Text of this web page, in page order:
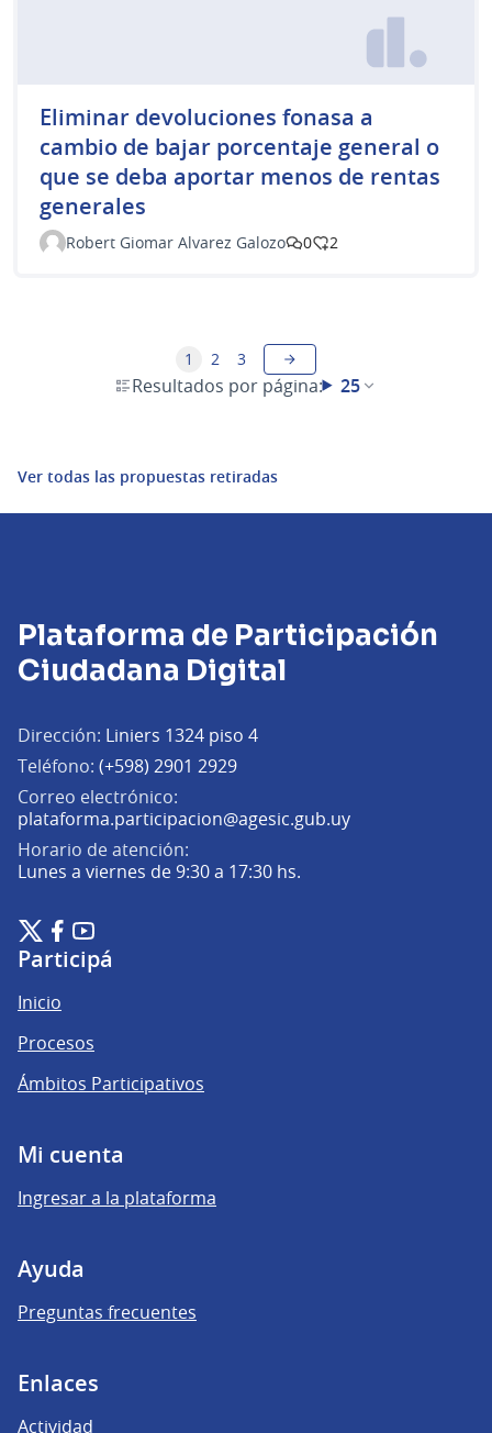
Eliminar devoluciones fonasa a
cambio de bajar porcentaje general o
que se deba aportar menos de rentas
generales
Robert Giomar Alvarez Galozo 0 2
Resultados por página: 25
1 2 3
Ver todas las propuestas retiradas
Plataforma de Participación
Ciudadana Digital
Dirección: Liniers 1324 piso 4
Teléfono: (+598) 2901 2929
Correo electrónico:
plataforma.participacion@agesic.gub.uy(Abrir en una
Horario de atención:
Lunes a viernes de 9:30 a 17:30 hs.
Plataforma de Participación Ciudadana Digital en X
(Enlace externo)
Plataforma de Participación Ciudadana Digital en Facebook
(Enlace externo)
Plataforma de Participación Ciudadana Digital en
(Enlace externo)
Participá
Inicio
Procesos
Ámbitos Participativos
Mi cuenta
Ingresar a la plataforma
Ayuda
Preguntas frecuentes
Enlaces
Actividad